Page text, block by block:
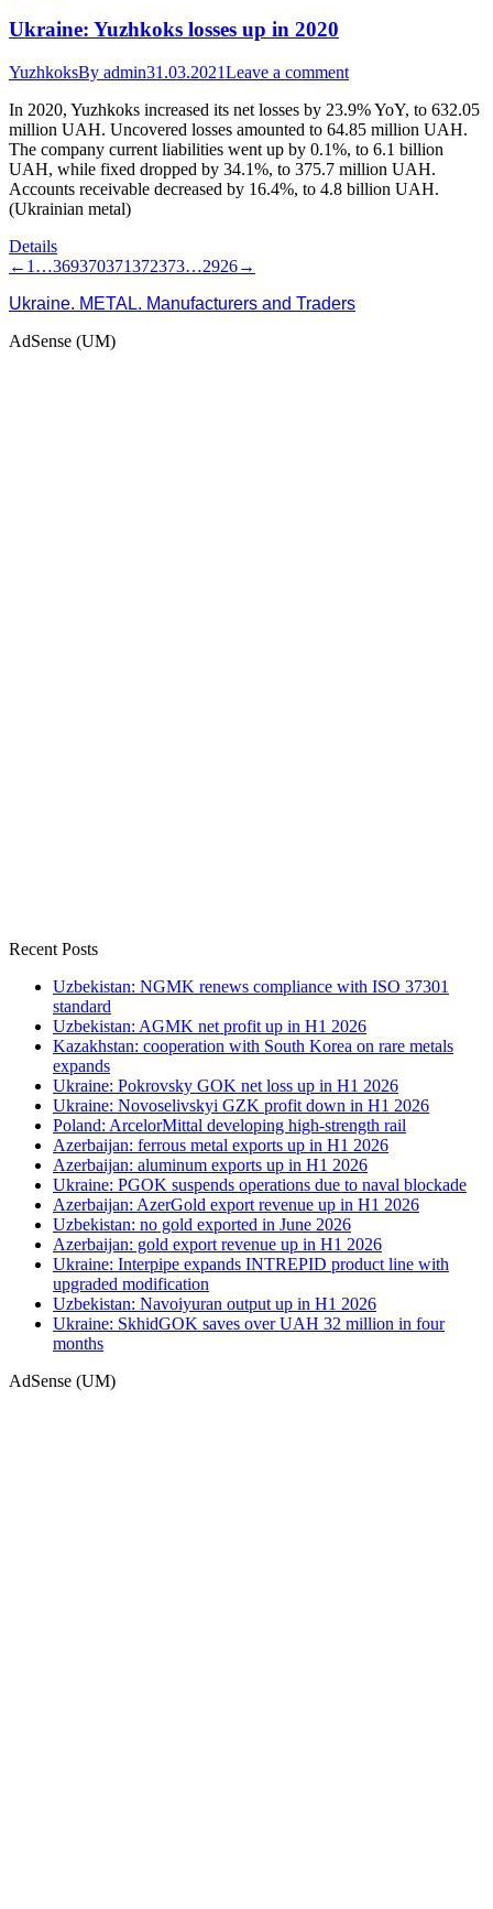
Ukraine: Yuzhkoks losses up in 2020
YuzhkoksBy admin31.03.2021Leave a comment
In 2020, Yuzhkoks increased its net losses by 23.9% YoY, to 632.05
million UAH. Uncovered losses amounted to 64.85 million UAH.
The company current liabilities went up by 0.1%, to 6.1 billion
UAH, while fixed dropped by 34.1%, to 375.7 million UAH.
Accounts receivable decreased by 16.4%, to 4.8 billion UAH.
(Ukrainian metal)
Details
← 1 …369370371372373…2926→
Ukraine. METAL. Manufacturers and Traders
AdSense (UM)
Recent Posts
Uzbekistan: NGMK renews compliance with ISO 37301
standard
Uzbekistan: AGMK net profit up in H1 2026
Kazakhstan: cooperation with South Korea on rare metals
expands
Ukraine: Pokrovsky GOK net loss up in H1 2026
Ukraine: Novoselivskyi GZK profit down in H1 2026
Poland: ArcelorMittal developing high-strength rail
Azerbaijan: ferrous metal exports up in H1 2026
Azerbaijan: aluminum exports up in H1 2026
Ukraine: PGOK suspends operations due to naval blockade
Azerbaijan: AzerGold export revenue up in H1 2026
Uzbekistan: no gold exported in June 2026
Azerbaijan: gold export revenue up in H1 2026
Ukraine: Interpipe expands INTREPID product line with
upgraded modification
Uzbekistan: Navoiyuran output up in H1 2026
Ukraine: SkhidGOK saves over UAH 32 million in four
months
AdSense (UM)